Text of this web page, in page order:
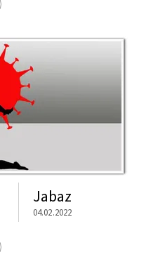
Jabaz
04.02.2022